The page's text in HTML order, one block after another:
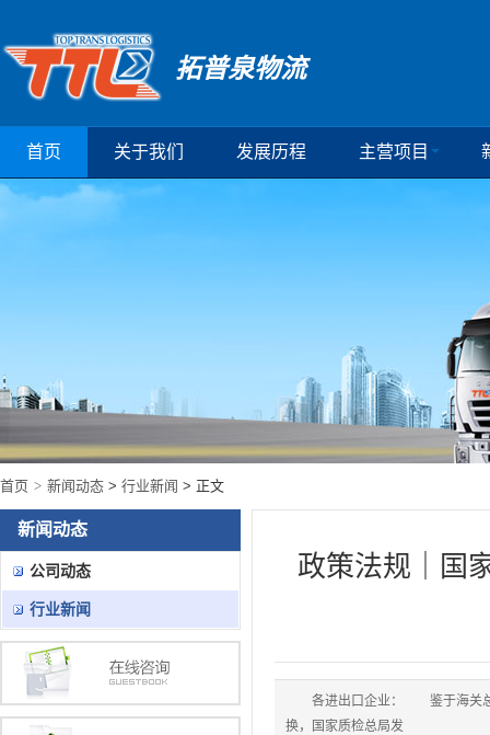
拓普泉物流
首页 关于我们 发展历程 主营项目
首页 > 新闻动态 > 行业新闻 > 正文
新闻动态
公司动态
行业新闻
政策法规｜国
各进出口企业： 鉴于海关总
换，国家质检总局发